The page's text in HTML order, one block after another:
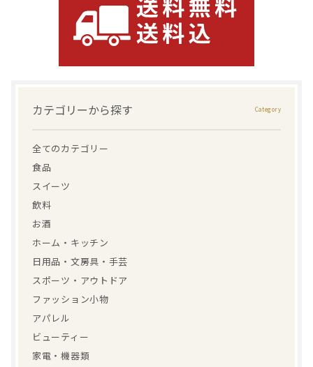
カテゴリーから探す
全てのカテゴリー
食品
スイーツ
飲料
お酒
ホーム・キッチン
日用品・文房具・手芸
スポーツ・アウトドア
ファッション小物
アパレル
ビューティー
家電・機器類